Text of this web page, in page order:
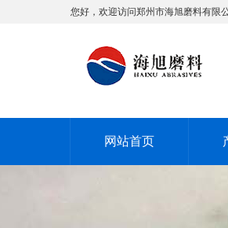
您好，欢迎访问郑州市海旭磨料有限
网站首页